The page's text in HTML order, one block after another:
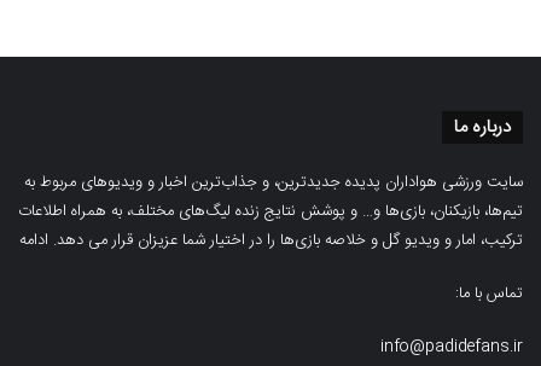
درباره ما
سایت ورزشی هواداران پدیده جدیدترین، و جذاب‌ترین اخبار و ویدیوهای مربوط به
تیم‌ها، بازیکنان، بازی‌ها و… و پوشش نتایج زنده لیگ‌های مختلف، به همراه اطلاعات
ترکیب، امار و ویدیو‌‌ گل‌ و خلاصه بازی‌ها را در اختیار شما عزیزان قرار می دهد. ادامه
تماس با ما:
info@padidefans.ir